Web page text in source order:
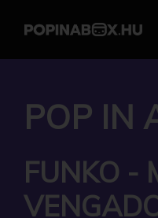
POP IN
FUNKO -